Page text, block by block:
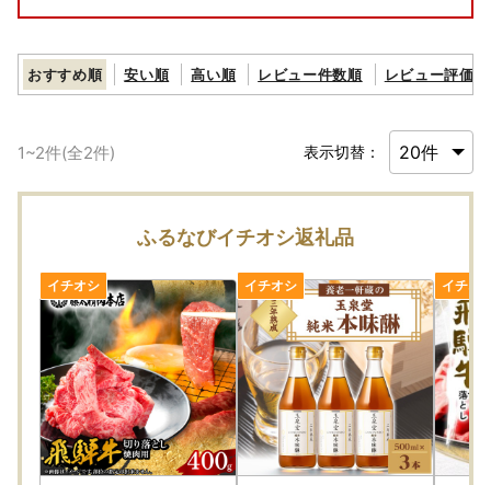
おすすめ順 安い順 高い順 レビュー件数順 レビュー評価順
1~2件(全2件) 表示切替：
ふるなびイチオシ返礼品